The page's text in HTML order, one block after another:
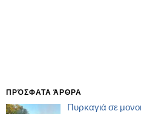
ΠΡΌΣΦΑΤΑ ΆΡΘΡΑ
Πυρκαγιά σε